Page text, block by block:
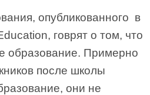
опубликованного в
говрят о том, что
образование. Примерно
после школы
они не